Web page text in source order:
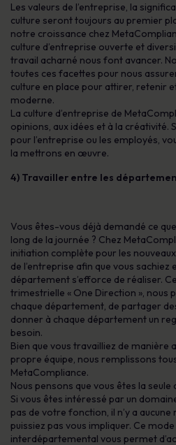
Les valeurs de l’entreprise, la
culture seront toujours au premier
notre croissance chez
culture d’entreprise ouverte et
travail acharné nous font avancer.
toutes ces facettes pour nous
culture en place pour attirer, retenir
moderne.
La culture d’entreprise de
opinions, aux idées et à la créativité.
pour l’entreprise ou les employés,
la mettrons en œuvre.
4) Travailler entre les
Vous êtes-vous déjà demandé ce
long de la journée ? Chez
initiation complète pour les
de l’entreprise afin que vous sachiez
département s’efforce de réaliser.
trimestrielle « One Direction », nous
chaque département, de partager
donner à chaque département un
besoin.
Bien que vous travailliez de manière
propre équipe, nous remplissons
MetaCompliance.
Nous pensons que vous êtes la
Si vous êtes intéressé par un
pas de votre fonction, il n’y a
puissiez pas vous impliquer. Ce
interdépartemental vous permet